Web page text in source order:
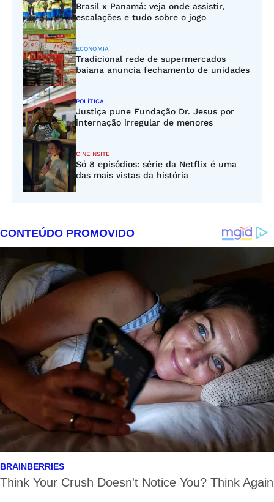
Brasil x Panamá: veja onde assistir,
escalações e tudo sobre o jogo
ECONOMIA
Tradicional rede de supermercados
baiana anuncia fechamento de unidades
POLÍTICA
Justiça pune Fundação Dr. Jesus por
internação irregular de menores
CINEINSITE
Só 8 episódios: série da Netflix é uma
das mais vistas da história